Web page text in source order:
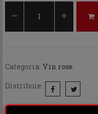
Categoria: Vin rose
Distribuie: